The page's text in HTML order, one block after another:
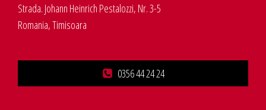
Strada. Johann Heinrich Pestalozzi, Nr. 3-5
Romania, Timisoara
0356 44 24 24